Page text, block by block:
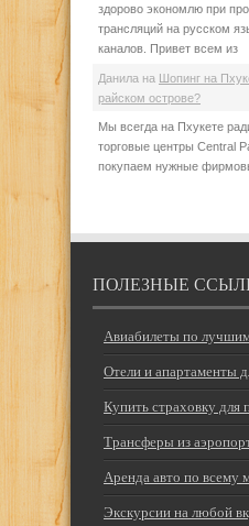
здорово экономлю при
трансляций на русском
каналов. Привет всем из
Данила на Шопинг на
райском острове?
Мы всегда на Пхукете
торговые центры Central
покупаем нужные
ПОЛЕЗНЫЕ
Авиабилеты по
Отели и апартаменты
Купить страховку для
Трансферы из
Аренда авто по всему
Экскурсии на любой